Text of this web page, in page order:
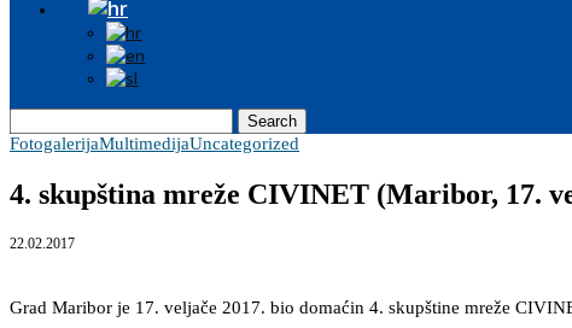
Search
FotogalerijaMultimedijaUncategorized
4. skupština mreže CIVINET (Maribor, 17.
22.02.2017
Grad Maribor je 17. veljače 2017. bio domaćin 4. skupštine mreže